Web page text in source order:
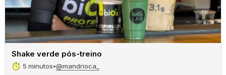
Shake verde pós-treino
5 minutos•@mandrioca_